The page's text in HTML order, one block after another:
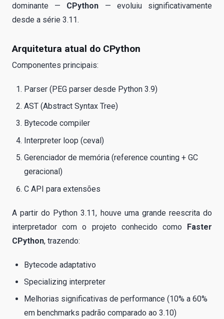
dominante — CPython — evoluiu significativamente
desde a série 3.11.
Arquitetura atual do CPython
Componentes principais:
Parser (PEG parser desde Python 3.9)
AST (Abstract Syntax Tree)
Bytecode compiler
Interpreter loop (ceval)
Gerenciador de memória (reference counting + GC
geracional)
C API para extensões
A partir do Python 3.11, houve uma grande reescrita do
interpretador com o projeto conhecido como Faster
CPython, trazendo:
Bytecode adaptativo
Specializing interpreter
Melhorias significativas de performance (10% a 60%
em benchmarks padrão comparado ao 3.10)